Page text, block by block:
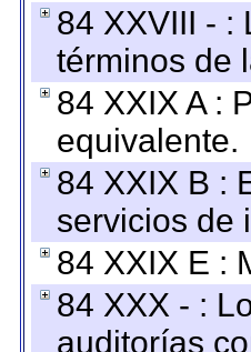
84 XXVIII - :
términos de
84 XXIX A :
equivalente.
84 XXIX B :
servicios de
84 XXIX E :
84 XXX - :
auditorías